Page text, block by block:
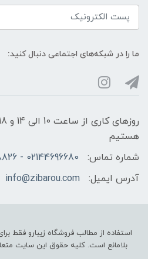
ما را در شبکه‌های اجتماعی دنبال کنید:
هستیم
شماره تماس:
02144696680 - 09024148826
آدرس ایمیل:
info@zibarou.com
استفاده از مطالب فروشگاه زیبارو فقط
بلامانع است. کلیه حقوق این سایت